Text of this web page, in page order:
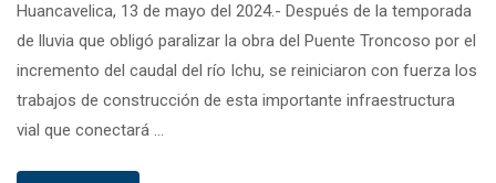
Huancavelica, 13 de mayo del 2024.- Después de la temporada
de lluvia que obligó paralizar la obra del Puente Troncoso por el
incremento del caudal del río Ichu, se reiniciaron con fuerza los
trabajos de construcción de esta importante infraestructura
vial que conectará …